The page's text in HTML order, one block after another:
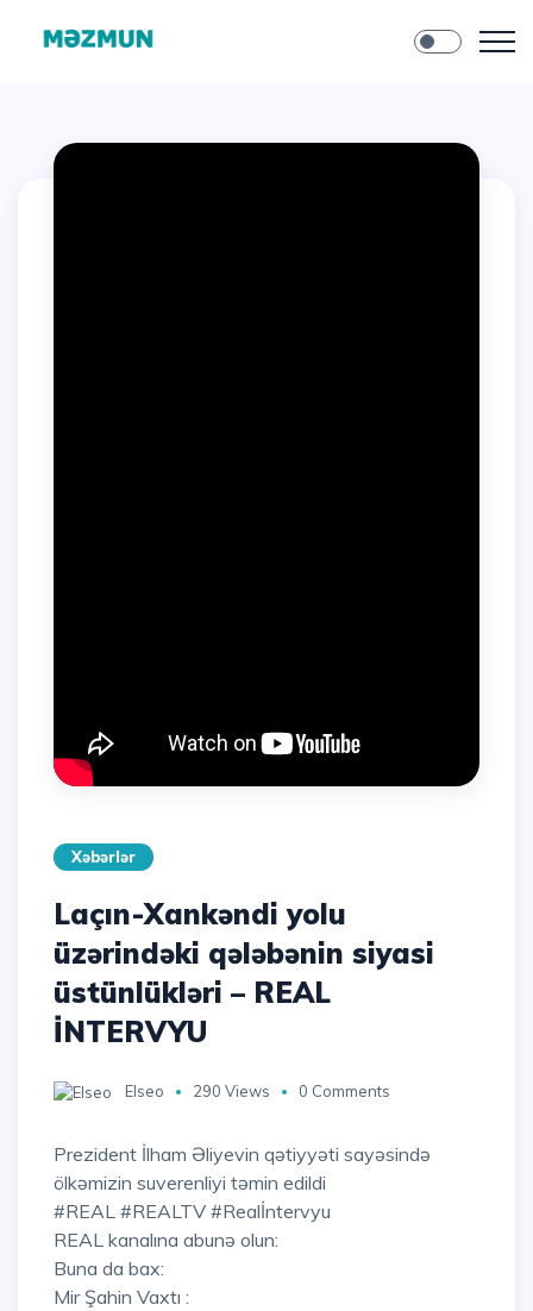
Xəbərlər
Laçın-Xankəndi yolu
üzərindəki qələbənin siyasi
üstünlükləri – REAL
İNTERVYU
Elseo 290 Views 0 Comments
Prezident İlham Əliyevin qətiyyəti sayəsində
ölkəmizin suverenliyi təmin edildi
#REAL #REALTV #Realİntervyu
REAL kanalına abunə olun:
Buna da bax:
Mir Şahin Vaxtı :